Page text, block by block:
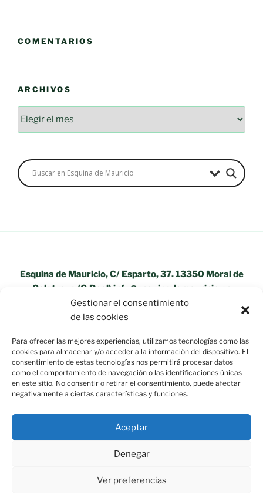
Gestionar el consentimiento
de las cookies
Para ofrecer las mejores experiencias, utilizamos tecnologías como las
cookies para almacenar y/o acceder a la información del dispositivo. El
consentimiento de estas tecnologías nos permitirá procesar datos
como el comportamiento de navegación o las identificaciones únicas
en este sitio. No consentir o retirar el consentimiento, puede afectar
negativamente a ciertas características y funciones.
Aceptar
Denegar
Ver preferencias
COMENTARIOS
ARCHIVOS
Esquina de Mauricio, C/ Esparto, 37. 13350 Moral de
Calatrava (C.Real) info@esquinademauricio.es
«Aviso Legal»